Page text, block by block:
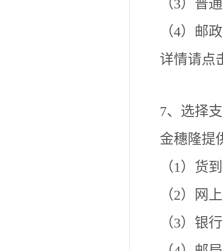
（3）普
（4）邮
详情请点
7、选择
金穗隆提
（1）货
（2）网
（3）银